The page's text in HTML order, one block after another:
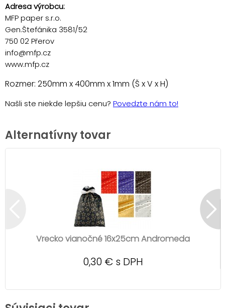
Adresa výrobcu:
MFP paper s.r.o.
Gen.Štefánika 3581/52
750 02 Přerov
info@mfp.cz
www.mfp.cz
Rozmer: 250mm x 400mm x 1mm (Š x V x H)
Našli ste niekde lepšiu cenu? Povedzte nám to!
Alternatívny tovar
Vrecko vianočné 16x25cm Andromeda
0,30 € s DPH